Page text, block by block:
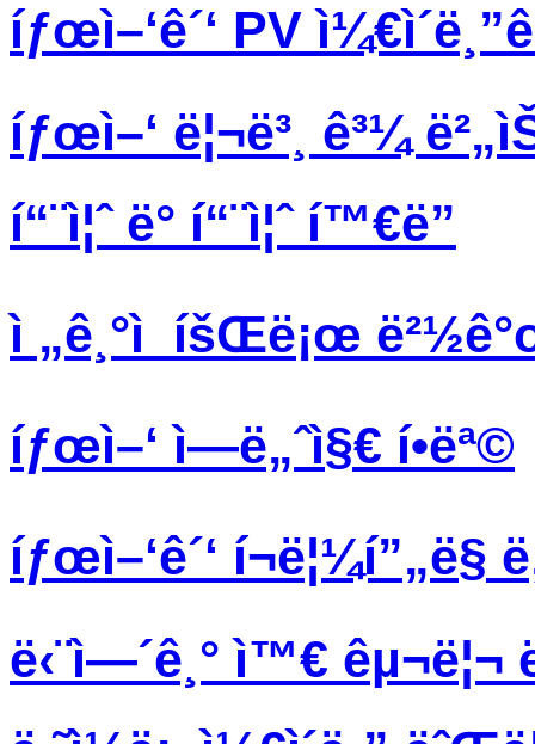
íƒœì–‘ê´‘ PV
íƒœì–‘ ë¦¬ë³¸ ê³¼
í“¨ì¦ˆ ë° í“¨ì¦ˆ í™€ë”
ì „ê¸°ì  íšŒë¡œ
íƒœì–‘ ì—ë„ˆì§€ í•­ëª©
íƒœì–‘ê´‘ í¬ë¦¼í”„ë§
ë‹¨ì—´ê¸° ì™€ êµ¬ë¦¬